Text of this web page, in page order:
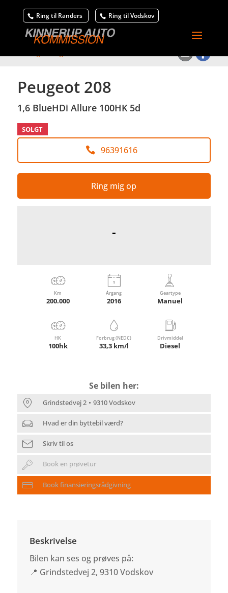
Ring til Randers Ring til Vodskov
Peugeot 208
1,6 BlueHDi Allure 100HK 5d
SOLGT
96391616
Ring mig op
-
Km
200.000
Årgang
2016
Geartype
Manuel
HK
100hk
Forbrug (NEDC)
33,3 km/l
Drivmiddel
Diesel
Se bilen her:
Grindstedvej 2 9310 Vodskov
Hvad er din byttebil værd?
Skriv til os
Book en prøvetur
Book finansieringsrådgivning
Beskrivelse
Bilen kan ses og prøves på:
📍 Grindstedvej 2, 9310 Vodskov